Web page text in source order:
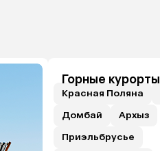
Горные курорты
Красная Поляна
Домбай
Архыз
Приэльбрусье